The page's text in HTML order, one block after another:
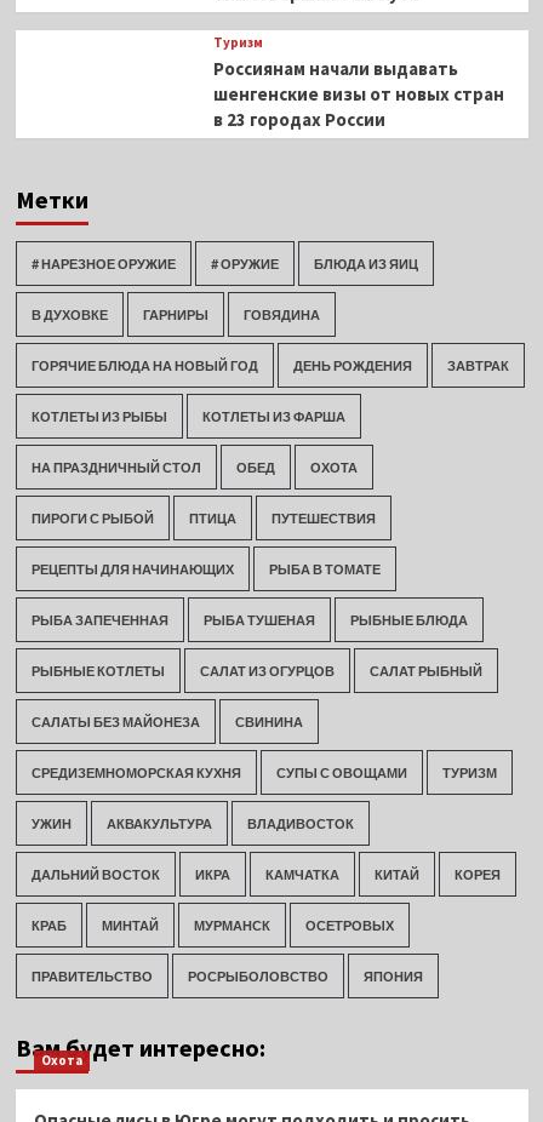
Туризм
Россиянам начали выдавать
шенгенские визы от новых стран
в 23 городах России
Метки
# НАРЕЗНОЕ ОРУЖИЕ # ОРУЖИЕ БЛЮДА ИЗ ЯИЦ
В ДУХОВКЕ ГАРНИРЫ ГОВЯДИНА
ГОРЯЧИЕ БЛЮДА НА НОВЫЙ ГОД ДЕНЬ РОЖДЕНИЯ ЗАВТРАК
КОТЛЕТЫ ИЗ РЫБЫ КОТЛЕТЫ ИЗ ФАРША
НА ПРАЗДНИЧНЫЙ СТОЛ ОБЕД ОХОТА
ПИРОГИ С РЫБОЙ ПТИЦА ПУТЕШЕСТВИЯ
РЕЦЕПТЫ ДЛЯ НАЧИНАЮЩИХ РЫБА В ТОМАТЕ
РЫБА ЗАПЕЧЕННАЯ РЫБА ТУШЕНАЯ РЫБНЫЕ БЛЮДА
РЫБНЫЕ КОТЛЕТЫ САЛАТ ИЗ ОГУРЦОВ САЛАТ РЫБНЫЙ
САЛАТЫ БЕЗ МАЙОНЕЗА СВИНИНА
СРЕДИЗЕМНОМОРСКАЯ КУХНЯ СУПЫ С ОВОЩАМИ ТУРИЗМ
УЖИН АКВАКУЛЬТУРА ВЛАДИВОСТОК
ДАЛЬНИЙ ВОСТОК ИКРА КАМЧАТКА КИТАЙ КОРЕЯ
КРАБ МИНТАЙ МУРМАНСК ОСЕТРОВЫХ
ПРАВИТЕЛЬСТВО РОСРЫБОЛОВСТВО ЯПОНИЯ
Вам будет интересно:
Охота